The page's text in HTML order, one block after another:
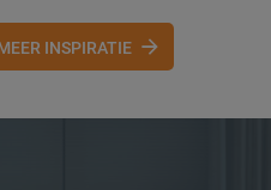
INSPIRATIE